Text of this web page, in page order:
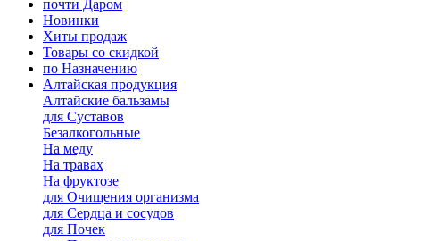
почти Даром
Новинки
Хиты продаж
Товары со скидкой
по Назначению
Алтайская продукция
Алтайские бальзамы
для Суставов
Безалкогольные
На меду
На травах
На фруктозе
для Очищения организма
для Сердца и сосудов
для Почек